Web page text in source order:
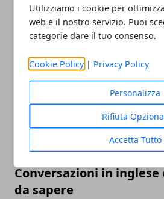
Utilizziamo i cookie per
web e il nostro servizio. Puoi
categorie dare il tuo consenso.
Cookie Policy | Privacy Policy
Personalizza
Rifiuta
Accetta Tutto
Internet telefonia
utili consigli per
offerta
Conversazioni in inglese
da sapere